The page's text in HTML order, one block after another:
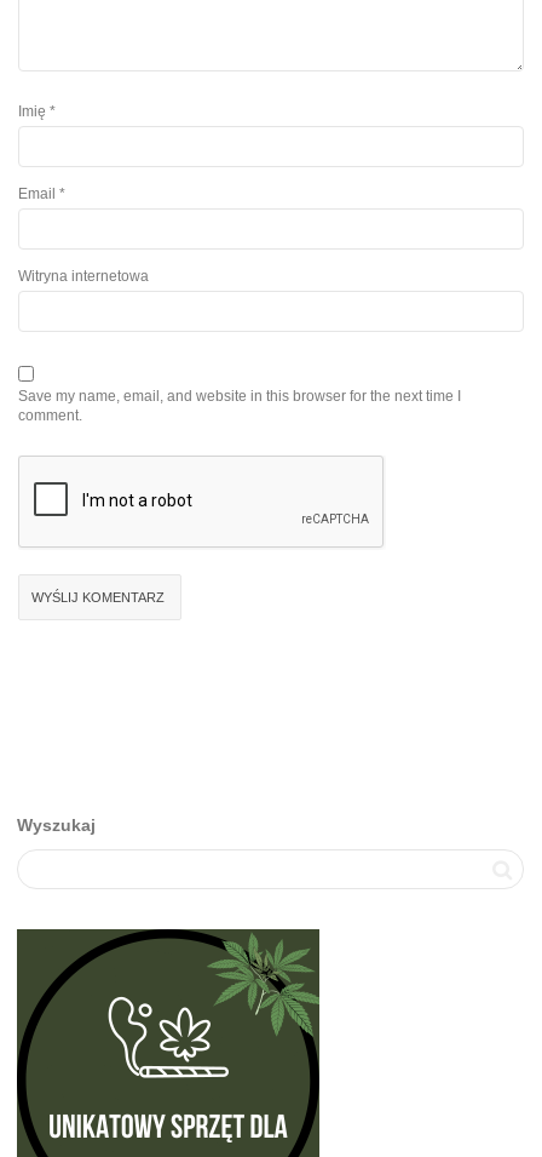
Imię *
Email *
Witryna internetowa
Save my name, email, and website in this browser for the next time I
comment.
Wyszukaj